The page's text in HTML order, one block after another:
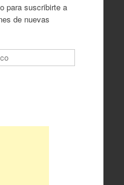
para suscribirte a
de nuevas